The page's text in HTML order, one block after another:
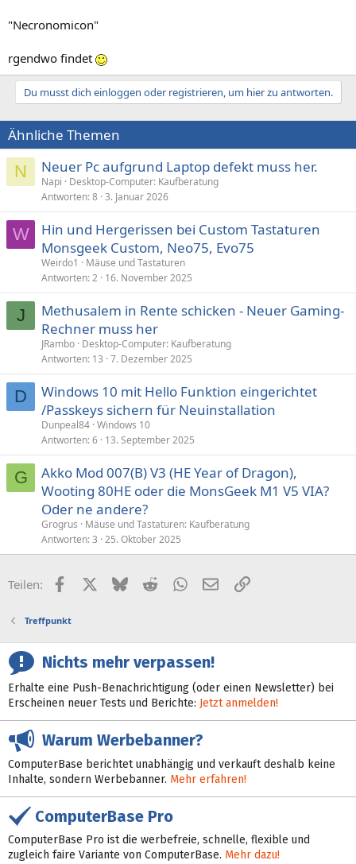
"Necronomicon"
rgendwo findet
Du musst dich einloggen oder registrieren, um hier zu antworten.
Ähnliche Themen
N Neuer Pc aufgrund Laptop defekt muss her.
Napi
Desktop-Computer: Kaufberatung
Antworten 8 3. Januar 2026
W
Hin und Hergerissen bei Custom Tastaturen
Monsgeek Custom, Neo75, Evo75
Weirdo1
Mäuse und Tastaturen
Antworten 2 16. November 2025
J
Methusalem in Rente schicken - Neuer Gaming-
Rechner muss her
JRambo Desktop-Computer: Kaufberatung
Antworten 13 7. Dezember 2025
D
Windows 10 mit Hello Funktion eingerichtet
/Passkeys sichern für Neuinstallation
Dunpeal84 Windows 10
Antworten 6 13. September 2025
G
Akko Mod 007(B) V3 (HE Year of Dragon),
Wooting 80HE oder die MonsGeek M1 V5 VIA?
Oder ne andere?
Grogrus
Mäuse und Tastaturen: Kaufberatung
Antworten 3 25. Oktober 2025
Teilen: FacebookX (Twitter)
BlueskyRedditWhatsApp
E-MailLink
Treffpunkt
Nichts mehr verpassen!
Erhalte eine Push-Benachrichtigung (oder einen Newsletter) bei
Erscheinen neuer Tests und Berichte: Jetzt anmelden!
Warum Werbebanner?
ComputerBase berichtet unabhängig und verkauft deshalb keine
Inhalte, sondern Werbebanner. Mehr erfahren!
ComputerBase Pro
ComputerBase Pro ist die werbefreie, schnelle, flexible und
zugleich faire Variante von ComputerBase. Mehr dazu!